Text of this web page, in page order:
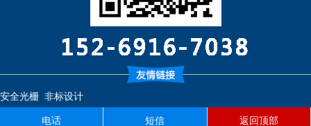
电话 短信 返回顶部
安全光栅 非标设计